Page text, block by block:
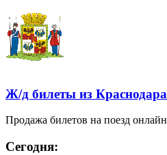
Ж/д билеты из Краснодара
Продажа билетов на поезд онлайн
Сегодня: